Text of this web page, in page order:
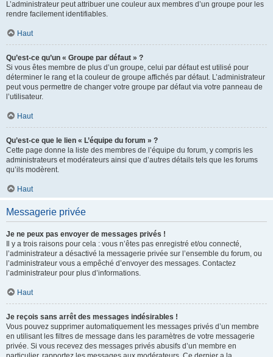
L’administrateur peut attribuer une couleur aux membres d’un groupe pour les
rendre facilement identifiables.
Haut
Qu’est-ce qu’un « Groupe par défaut » ?
Si vous êtes membre de plus d’un groupe, celui par défaut est utilisé pour
déterminer le rang et la couleur de groupe affichés par défaut. L’administrateur
peut vous permettre de changer votre groupe par défaut via votre panneau de
l’utilisateur.
Haut
Qu’est-ce que le lien « L’équipe du forum » ?
Cette page donne la liste des membres de l’équipe du forum, y compris les
administrateurs et modérateurs ainsi que d’autres détails tels que les forums
qu’ils modèrent.
Haut
Messagerie privée
Je ne peux pas envoyer de messages privés !
Il y a trois raisons pour cela : vous n’êtes pas enregistré et/ou connecté,
l’administrateur a désactivé la messagerie privée sur l’ensemble du forum, ou
l’administrateur vous a empêché d’envoyer des messages. Contactez
l’administrateur pour plus d’informations.
Haut
Je reçois sans arrêt des messages indésirables !
Vous pouvez supprimer automatiquement les messages privés d’un membre
en utilisant les filtres de message dans les paramètres de votre messagerie
privée. Si vous recevez des messages privés abusifs d’un membre en